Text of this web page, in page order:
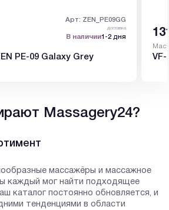
Арт: ZEN_PE09GG
доставка
В наличии1-2 дня
PE-09 Galaxy Grey VF-
Massagery24?
массажёры и массажное
каждый мог найти подходящее
каталог постоянно обновляется, и
тенденциями в области